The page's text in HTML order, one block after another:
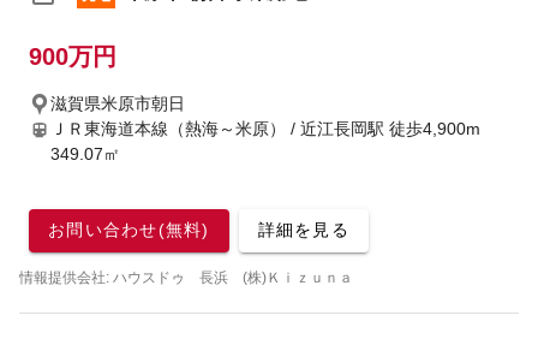
900万円
滋賀県米原市朝日
ＪＲ東海道本線（熱海～米原） / 近江長岡駅 徒歩4,900m
349.07㎡
お問い合わせ(無料) 詳細を見る
情報提供会社: ハウスドゥ 長浜 (株)Ｋｉｚｕｎａ